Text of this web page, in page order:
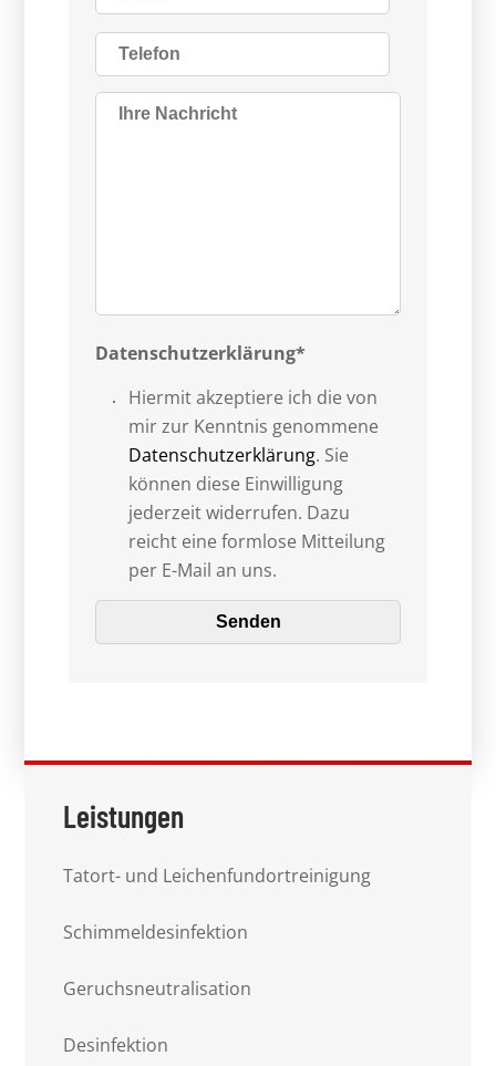
Leistungen
Tatort- und Leichenfundortreinigung
Schimmeldesinfektion
Geruchsneutralisation
Desinfektion
Datenschutzerklärung*
Hiermit akzeptiere ich die von
mir zur Kenntnis genommene
Datenschutzerklärung. Sie
können diese Einwilligung
jederzeit widerrufen. Dazu
reicht eine formlose Mitteilung
per E-Mail an uns.